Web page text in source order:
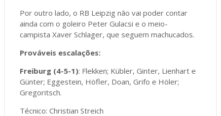
Por outro lado, o RB Leipzig não vai poder contar
ainda com o goleiro Peter Gulacsi e o meio-
campista Xaver Schlager, que seguem machucados.
Prováveis escalações:
Freiburg (4-5-1): ​Flekken; Kübler, Ginter, Lienhart e
Günter; Eggestein, Höfler, Doan, Grifo e Höler;
Gregoritsch.
Técnico: Christian Streich